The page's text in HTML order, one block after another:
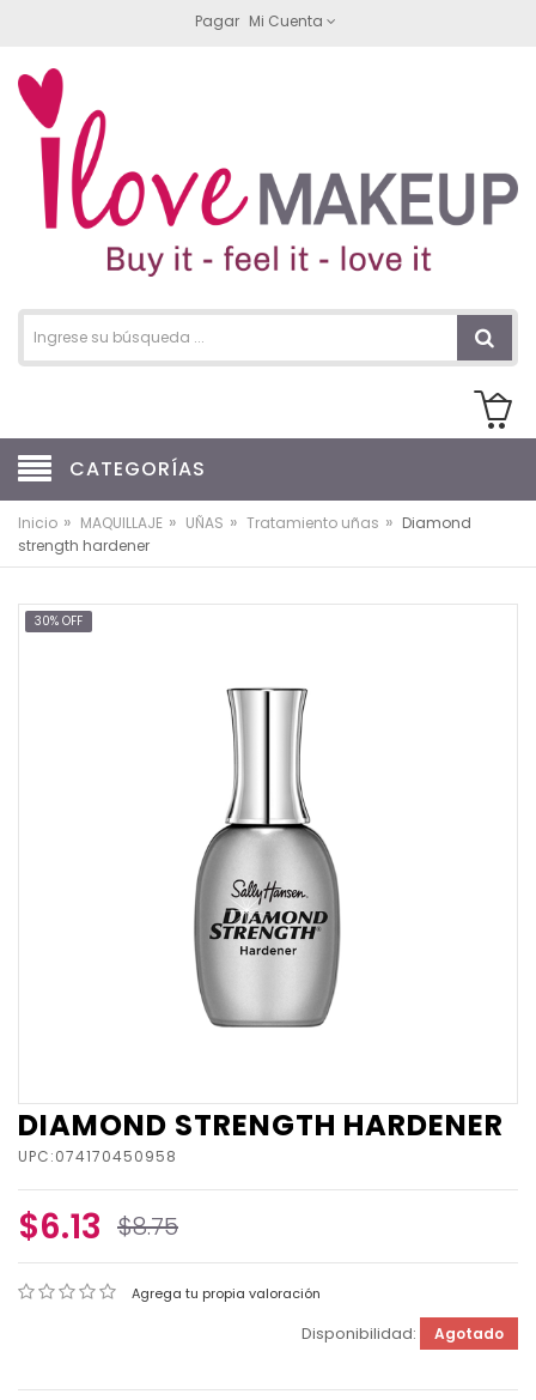
Pagar Mi Cuenta
CATEGORÍAS
Inicio » MAQUILLAJE » UÑAS » Tratamiento uñas » Diamond
strength hardener
30% OFF
DIAMOND STRENGTH HARDENER
UPC:074170450958
$6.13 $8.75
Agrega tu propia valoración
Disponibilidad: Agotado